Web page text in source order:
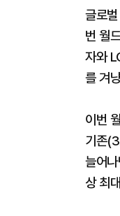
글로
번 월
자와
를 겨
이번
기존
늘어
상 최